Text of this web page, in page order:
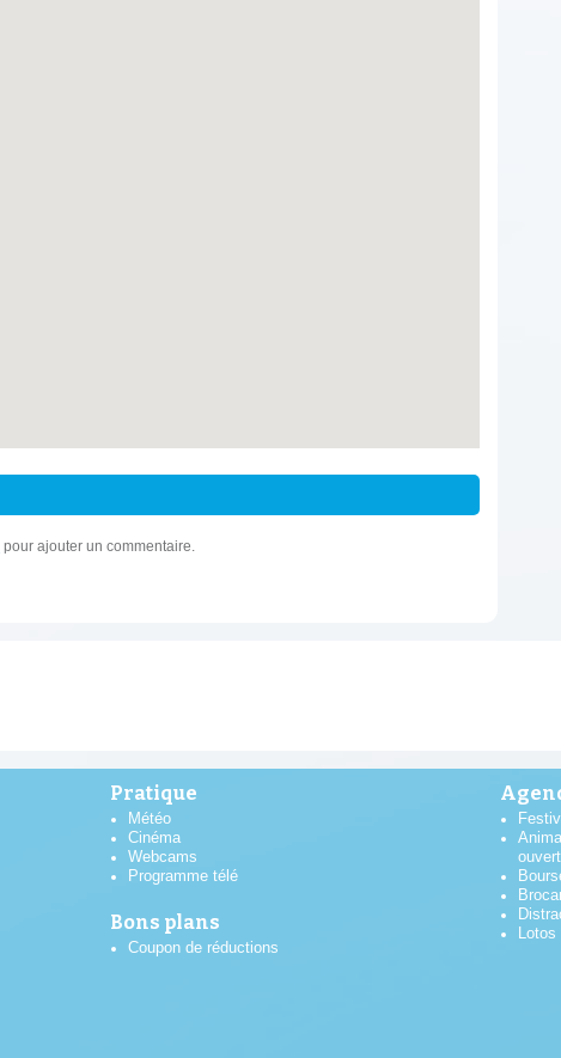
pour ajouter un commentaire.
Pratique
Météo
Cinéma
Webcams
Programme télé
Bons plans
Coupon de réductions
Lotos